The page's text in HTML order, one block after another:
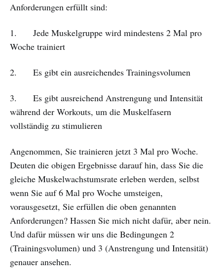
Anforderungen erfüllt sind:
1. Jede Muskelgruppe wird mindestens 2 Mal pro
Woche trainiert
2. Es gibt ein ausreichendes Trainingsvolumen
3. Es gibt ausreichend Anstrengung und Intensität
während der Workouts, um die Muskelfasern
vollständig zu stimulieren
Angenommen, Sie trainieren jetzt 3 Mal pro Woche.
Deuten die obigen Ergebnisse darauf hin, dass Sie die
gleiche Muskelwachstumsrate erleben werden, selbst
wenn Sie auf 6 Mal pro Woche umsteigen,
vorausgesetzt, Sie erfüllen die oben genannten
Anforderungen? Hassen Sie mich nicht dafür, aber nein.
Und dafür müssen wir uns die Bedingungen 2
(Trainingsvolumen) und 3 (Anstrengung und Intensität)
genauer ansehen.